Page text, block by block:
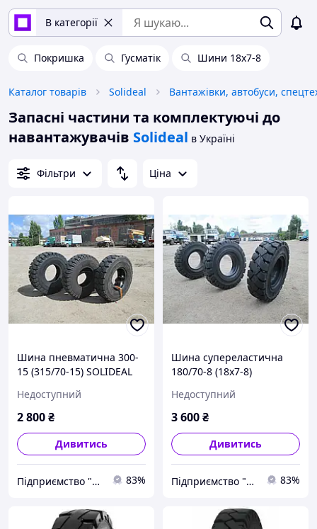
В категорії
Покришка Гусматік Шини 18x7-8
Каталог товарів Solideal Вантажівки, автобуси,
Запасні частини та комплектуючі до
навантажувачів Solideal в Україні
Фільтри Ціна
Шина пневматична 300-
15 (315/70-15) SOLIDEAL
навантажувача
Недоступний
2 800₴
Дивитись
Підприємство "Стандарт" 83%
Шина супереластична
180/70-8 (18x7-8)
вилкового навантажувача
Недоступний
3 600₴
Дивитись
Підприємство "Стандарт" 83%